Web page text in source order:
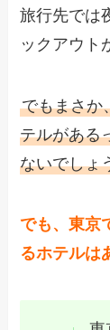
旅行先では
ックアウト
でもまさか
テルがある
ないでしょ
でも、東京
るホテルは